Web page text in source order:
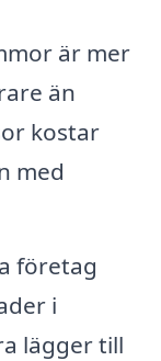
är mer
än
kostar
med
företag
i
lägger till